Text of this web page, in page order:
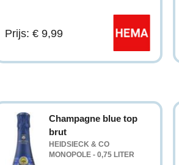
Prijs: € 9,99
Champagne blue top
brut
HEIDSIECK & CO
MONOPOLE - 0,75 LITER